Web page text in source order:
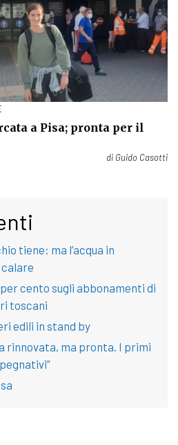
a Pisa; pronta per il
di Guido Casotti
tiene: ma l’acqua in
cento sugli abbonamenti di
toscani
edili in stand by
rinnovata, ma pronta. I primi